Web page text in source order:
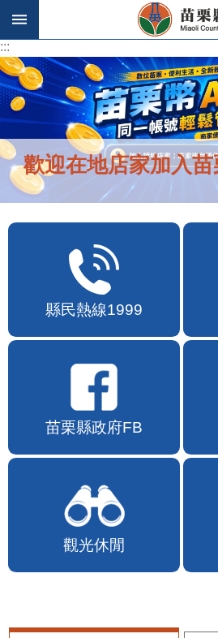
跳到主要內容區塊
:::
:::
歡迎在地店家加入苗
縣民熱線1999
苗栗縣政府FB
觀光休閒